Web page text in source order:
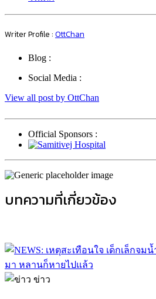
Writer Profile : OttChan
Blog :
Social Media :
View all post by OttChan
Official Sponsors :
บทความที่เกี่ยวข้อง
ข่าว